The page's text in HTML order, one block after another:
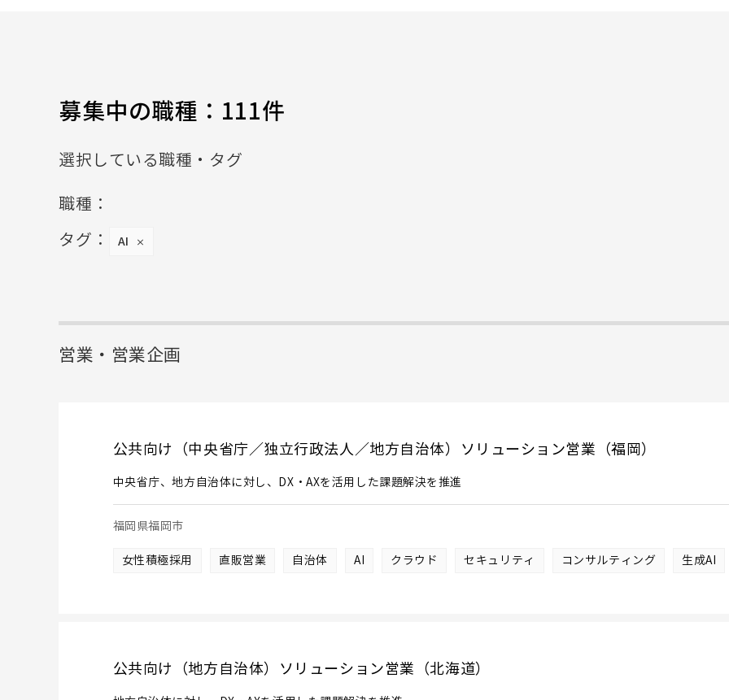
募集中の職種： 111件
選択している職種・タグ
職種：
タグ：
AI ×
営業・営業企画
公共向け（中央省庁／独立行政法人／地方自治体）ソリューション営業（福岡）
中央省庁、地方自治体に対し、DX・AXを活用した課題解決を推進
福岡県福岡市
女性積極採用 直販営業 自治体 AI クラウド セキュリティ コンサルティング 生成AI
公共向け（地方自治体）ソリューション営業（北海道）